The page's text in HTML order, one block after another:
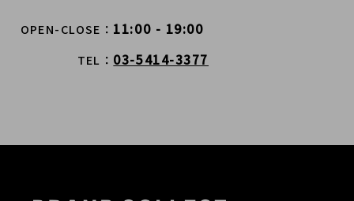
OPEN-CLOSE 11:00 - 19:00
TEL 03-5414-3377